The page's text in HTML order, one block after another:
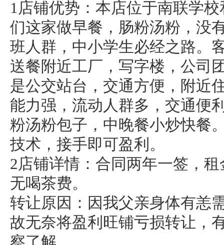
1店铺优势：本店位于南联学
们这家做早餐，肠粉汤粉，没
班人群，中小学生必经之路。
送餐附近工厂，写字楼，公司
是公交站台，交通方便，附近
能力强，流动人群多，交通便
粉汤粉包子，中晚餐小炒快餐
技术，接手即可盈利。
2店铺详情：合同两年一签，
无喝茶费。
转让原因：因我父亲身体有恙
故无奈将盈利旺铺亏损转让，